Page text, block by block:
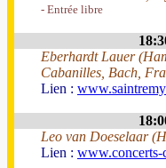
- Entrée libre
Eberhardt Lauer
Cabanilles, Bach,
Lien :
Leo van Doeselaar
Lien : www.concerts-